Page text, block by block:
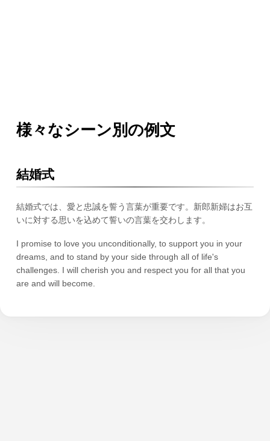
様々なシーン別の例文
結婚式
結婚式では、愛と忠誠を誓う言葉が重要です。新郎新婦はお互
いに対する思いを込めて誓いの言葉を交わします。
I promise to love you unconditionally, to support you in your
dreams, and to stand by your side through all of life's
challenges. I will cherish you and respect you for all that you
are and will become.